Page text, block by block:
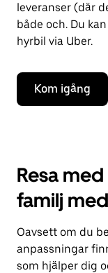
leveranser (där
både och. Du
hyrbil via Uber.
Kom igång
Resa
familj
Oavsett om du
anpassningar
som hjälper dig